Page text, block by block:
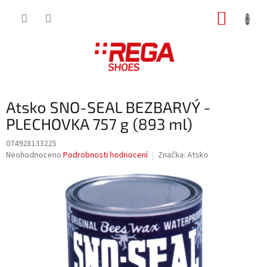
Atsko SNO-SEAL BEZBARVÝ -
PLECHOVKA 757 g (893 ml)
074928133225
Průměrné
Neohodnoceno Podrobnosti hodnocení Značka: Atsko